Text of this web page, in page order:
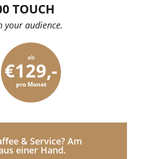
TOUCH
your audience.
ab
€129,-
pro Monat
& Service? Am
einer Hand.